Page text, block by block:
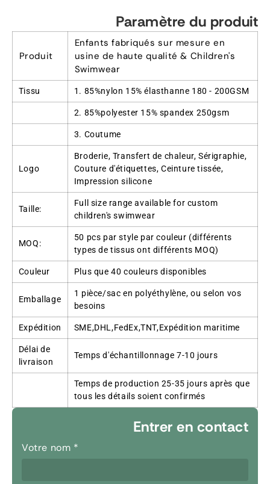
Paramètre du produit
Produit
Enfants fabriqués sur mesure en
usine de haute qualité & Children's
Swimwear
Tissu 1. 85%nylon 15% élasthanne 180 - 200GSM
2. 85%polyester 15% spandex 250gsm
3. Coutume
Logo
Broderie, Transfert de chaleur, Sérigraphie,
Couture d'étiquettes, Ceinture tissée,
Impression silicone
Taille:
Full size range available for custom
children's swimwear
MOQ:
50 pcs par style par couleur (différents
types de tissus ont différents MOQ)
Couleur Plus que 40 couleurs disponibles
Emballage
1 pièce/sac en polyéthylène, ou selon vos
besoins
Expédition SME,DHL,FedEx,TNT,Expédition maritime
Délai de
livraison
Temps d'échantillonnage 7-10 jours
Temps de production 25-35 jours après que
tous les détails soient confirmés
Entrer en contact
Votre nom *